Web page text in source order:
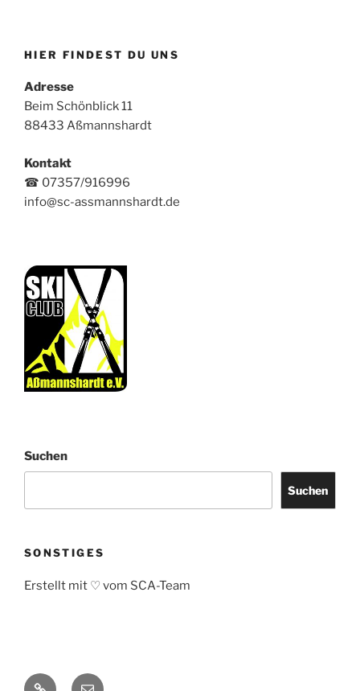
HIER FINDEST DU UNS
Adresse
Beim Schönblick 11
88433 Aßmannshardt
Kontakt
☎ 07357/916996
info@sc-assmannshardt.de
Suchen
Suchen
SONSTIGES
Erstellt mit ♡ vom SCA-Team
Impressum
Email